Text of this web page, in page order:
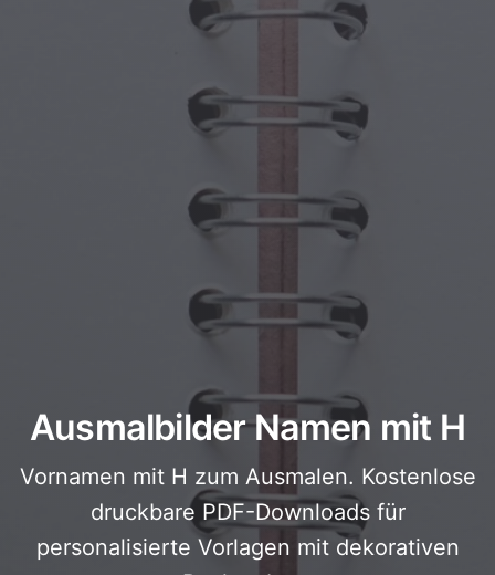
Ausmalbilder Namen mit H
Vornamen mit H zum Ausmalen. Kostenlose
druckbare PDF-Downloads für
personalisierte Vorlagen mit dekorativen